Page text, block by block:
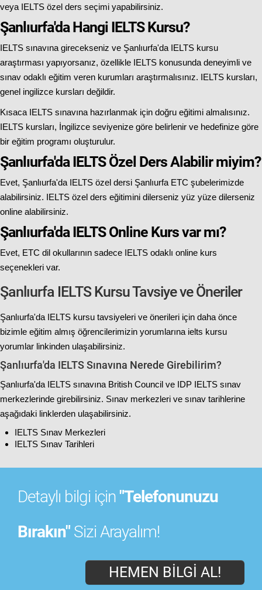
veya IELTS özel ders seçimi yapabilirsiniz.
Şanlıurfa'da Hangi IELTS Kursu?
IELTS sınavına girecekseniz ve Şanlıurfa'da IELTS kursu
araştırması yapıyorsanız, özellikle IELTS konusunda deneyimli ve
sınav odaklı eğitim veren kurumları araştırmalısınız. IELTS kursları,
genel ingilizce kursları değildir.
Kısaca IELTS sınavına hazırlanmak için doğru eğitimi almalısınız.
IELTS kursları, İngilizce seviyenize göre belirlenir ve hedefinize göre
bir eğitim programı oluşturulur.
Şanlıurfa'da IELTS Özel Ders Alabilir miyim?
Evet, Şanlıurfa'da IELTS özel dersi Şanlıurfa ETC şubelerimizde
alabilirsiniz. IELTS özel ders eğitimini dilerseniz yüz yüze dilerseniz
online alabilirsiniz.
Şanlıurfa'da IELTS Online Kurs var mı?
Evet, ETC dil okullarının sadece IELTS odaklı online kurs
seçenekleri var.
Şanlıurfa IELTS Kursu Tavsiye ve Öneriler
Şanlıurfa'da IELTS kursu tavsiyeleri ve önerileri için daha önce
bizimle eğitim almış öğrencilerimizin yorumlarına ielts kursu
yorumlar linkinden ulaşabilirsiniz.
Şanlıurfa'da IELTS Sınavına Nerede Girebilirim?
Şanlıurfa'da IELTS sınavına British Council ve IDP IELTS sınav
merkezlerinde girebilirsiniz. Sınav merkezleri ve sınav tarihlerine
aşağıdaki linklerden ulaşabilirsiniz.
IELTS Sınav Merkezleri
IELTS Sınav Tarihleri
Detaylı bilgi için "Telefonunuzu
Bırakın" Sizi Arayalım!
HEMEN BILGI AL!